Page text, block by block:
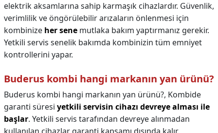
elektrik aksamlarına sahip karmaşık cihazlardır. Güvenlik,
verimlilik ve öngörülebilir arızaların önlenmesi için
kombinize her sene mutlaka bakım yaptırmanız gerekir.
Yetkili servis senelik bakımda kombinizin tüm emniyet
kontrollerini yapar.
Buderus kombi hangi markanın yan ürünü?
Buderus kombi hangi markanın yan ürünü?, Kombide
garanti süresi yetkili servisin cihazı devreye alması ile
başlar. Yetkili servis tarafından devreye alınmadan